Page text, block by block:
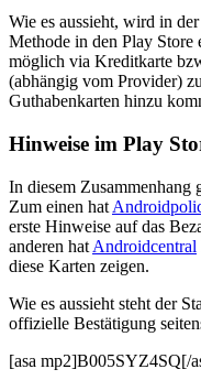
Wie es aussieht, wird in
Methode in den Play
möglich via Kreditkarte
(abhängig vom Provider)
Guthabenkarten hinzu
Hinweise im Play
In diesem Zusammenhang
Zum einen hat
erste Hinweise auf das
anderen hat Androidcentral
diese Karten zeigen.
Wie es aussieht steht der
offizielle Bestätigung
[asa mp2]B005SYZ4SQ[/